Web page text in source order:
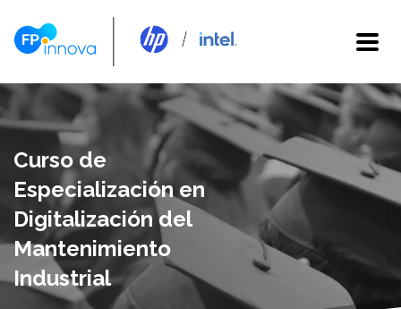
Curso de
Especialización en
Digitalización del
Mantenimiento
Industrial